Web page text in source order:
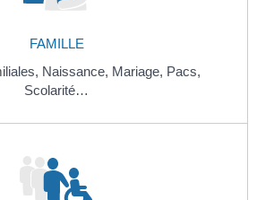
FAMILLE
Naissance, Mariage, Pacs,
Scolarité…